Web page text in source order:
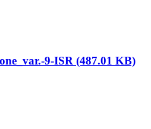
9-ISR (487.01 KB)